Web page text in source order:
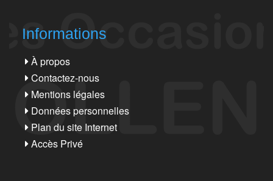
Informations
À propos
Contactez-nous
Mentions légales
Données personnelles
Plan du site Internet
Accès Privé